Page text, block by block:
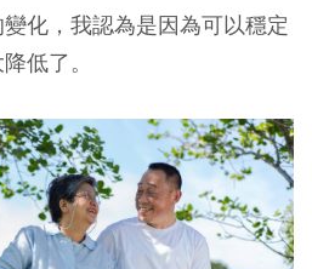
化，我認為是因為可以穩定
低了。